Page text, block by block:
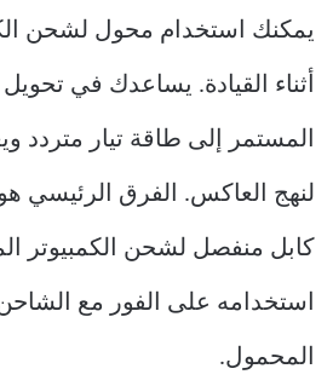
يمكنك استخدام محول لشحن
أثناء القيادة. يساعدك في تحويل
المستمر إلى طاقة تيار متردد
لنهج العاكس. الفرق الرئيسي هو
كابل منفصل لشحن الكمبيوتر
استخدامه على الفور مع الشاحن
المحمول.